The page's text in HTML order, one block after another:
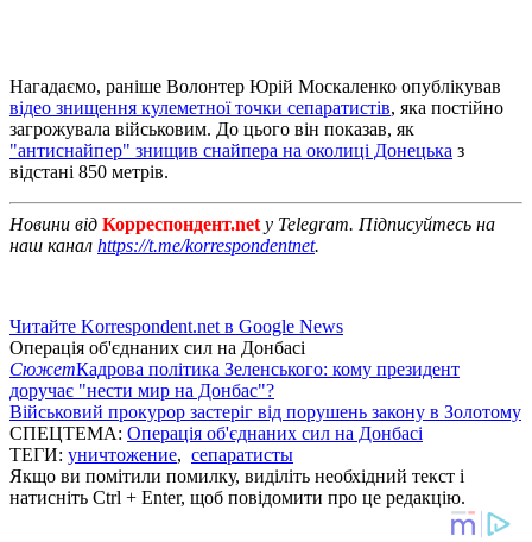
Нагадаємо, раніше Волонтер Юрій Москаленко опублікував
відео знищення кулеметної точки сепаратистів, яка постійно
загрожувала військовим. До цього він показав, як
"антиснайпер" знищив снайпера на околиці Донецька з
відстані 850 метрів.
Новини від Корреспондент.net у Telegram. Підписуйтесь на
наш канал https://t.me/korrespondentnet.
Читайте Korrespondent.net в Google News
Операція об'єднаних сил на Донбасі
СюжетКадрова політика Зеленського: кому президент
доручає "нести мир на Донбас"?
Військовий прокурор застеріг від порушень закону в Золотому
СПЕЦТЕМА: Операція об'єднаних сил на Донбасі
ТЕГИ: уничтожение, сепаратисты
Якщо ви помітили помилку, виділіть необхідний текст і
натисніть Ctrl + Enter, щоб повідомити про це редакцію.